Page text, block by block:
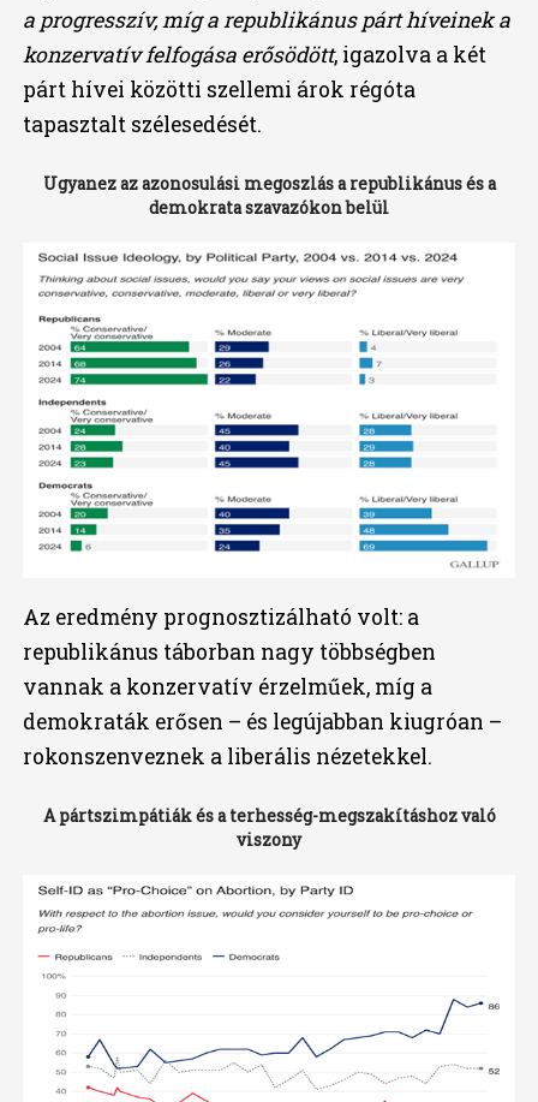
a progresszív, míg a republikánus párt híveinek a
konzervatív felfogása erősödött, igazolva a két
párt hívei közötti szellemi árok régóta
tapasztalt szélesedését.
Ugyanez az azonosulási megoszlás a republikánus és a
demokrata szavazókon belül
Az eredmény prognosztizálható volt: a
republikánus táborban nagy többségben
vannak a konzervatív érzelműek, míg a
demokraták erősen – és legújabban kiugróan –
rokonszenveznek a liberális nézetekkel.
A pártszimpátiák és a terhesség-megszakításhoz való
viszony